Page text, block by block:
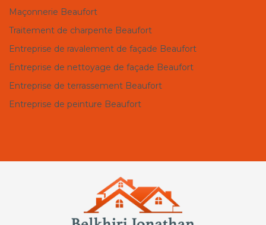
Maçonnerie Beaufort
Traitement de charpente Beaufort
Entreprise de ravalement de façade Beaufort
Entreprise de nettoyage de façade Beaufort
Entreprise de terrassement Beaufort
Entreprise de peinture Beaufort